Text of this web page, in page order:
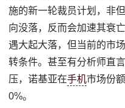
施的新一轮裁员计划，非
向没落，反而会加速其衰
遇大起大落，但当前的市
转条件。甚至有分析师直
压，诺基亚在手机市场份
0%。